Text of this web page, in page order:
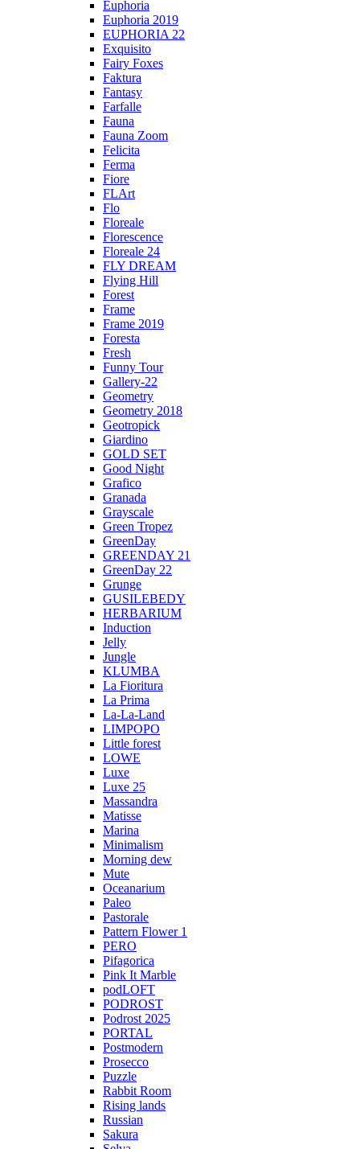
Euphoria
Euphoria 2019
EUPHORIA 22
Exquisito
Fairy Foxes
Faktura
Fantasy
Farfalle
Fauna
Fauna Zoom
Felicita
Ferma
Fiore
FLArt
Flo
Floreale
Florescence
Floreale 24
FLY DREAM
Flying Hill
Forest
Frame
Frame 2019
Foresta
Fresh
Funny Tour
Gallery-22
Geometry
Geometry 2018
Geotropick
Giardino
GOLD SET
Good Night
Grafico
Granada
Grayscale
Green Tropez
GreenDay
GREENDAY 21
GreenDay 22
Grunge
GUSILEBEDY
HERBARIUM
Induction
Jelly
Jungle
KLUMBA
La Fioritura
La Prima
La-La-Land
LIMPOPO
Little forest
LOWE
Luxe
Luxe 25
Massandra
Matisse
Marina
Minimalism
Morning dew
Mute
Oceanarium
Paleo
Pastorale
Pattern Flower 1
PERO
Pifagorica
Pink It Marble
podLOFT
PODROST
Podrost 2025
PORTAL
Postmodern
Prosecco
Puzzle
Rabbit Room
Rising lands
Russian
Sakura